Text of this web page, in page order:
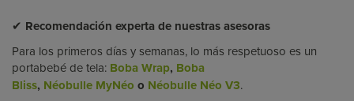
✔ Recomendación experta de nuestras asesoras
Para los primeros días y semanas, lo más respetuoso es un
portabebé de tela: Boba Wrap, Boba
Bliss, Néobulle MyNéo o Néobulle Néo V3.